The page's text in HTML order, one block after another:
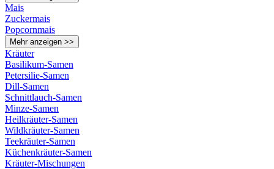
Mais
Zuckermais
Popcornmais
Mehr anzeigen >>
Kräuter
Basilikum-Samen
Petersilie-Samen
Dill-Samen
Schnittlauch-Samen
Minze-Samen
Heilkräuter-Samen
Wildkräuter-Samen
Teekräuter-Samen
Küchenkräuter-Samen
Kräuter-Mischungen